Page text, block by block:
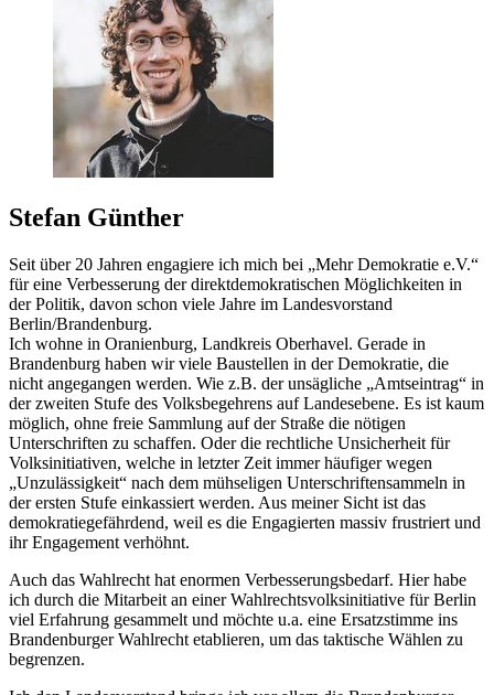
Stefan Günther
Seit über 20 Jahren engagiere ich mich bei „Mehr Demokratie e.V.“
für eine Verbesserung der direktdemokratischen Möglichkeiten in
der Politik, davon schon viele Jahre im Landesvorstand
Berlin/Brandenburg.
Ich wohne in Oranienburg, Landkreis Oberhavel. Gerade in
Brandenburg haben wir viele Baustellen in der Demokratie, die
nicht angegangen werden. Wie z.B. der unsägliche „Amtseintrag“ in
der zweiten Stufe des Volksbegehrens auf Landesebene. Es ist kaum
möglich, ohne freie Sammlung auf der Straße die nötigen
Unterschriften zu schaffen. Oder die rechtliche Unsicherheit für
Volksinitiativen, welche in letzter Zeit immer häufiger wegen
„Unzulässigkeit“ nach dem mühseligen Unterschriftensammeln in
der ersten Stufe einkassiert werden. Aus meiner Sicht ist das
demokratiegefährdend, weil es die Engagierten massiv frustriert und
ihr Engagement verhöhnt.
Auch das Wahlrecht hat enormen Verbesserungsbedarf. Hier habe
ich durch die Mitarbeit an einer Wahlrechtsvolksinitiative für Berlin
viel Erfahrung gesammelt und möchte u.a. eine Ersatzstimme ins
Brandenburger Wahlrecht etablieren, um das taktische Wählen zu
begrenzen.